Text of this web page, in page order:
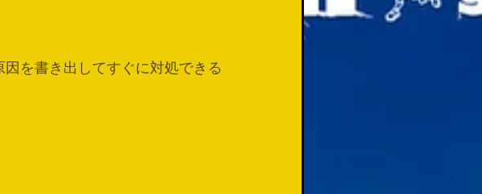
を書き出してすぐに対処できる